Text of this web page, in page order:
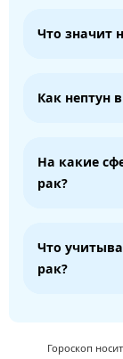
Что значит
Как нептун
На какие
рак?
Что
рак?
Гороскоп